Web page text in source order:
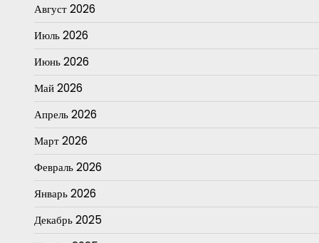
Август 2026
Июль 2026
Июнь 2026
Май 2026
Апрель 2026
Март 2026
Февраль 2026
Январь 2026
Декабрь 2025